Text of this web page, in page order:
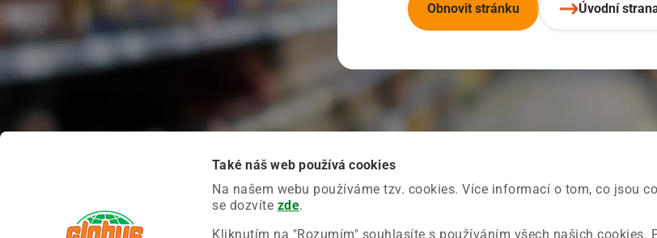
Také náš web používá cookies
Na našem webu používáme tzv. cookies. Více informací o tom, co jsou
se dozvíte zde.
Kliknutím na "Rozumím" souhlasíte s používáním všech našich cookies.
Obnovit stránku Úvodní